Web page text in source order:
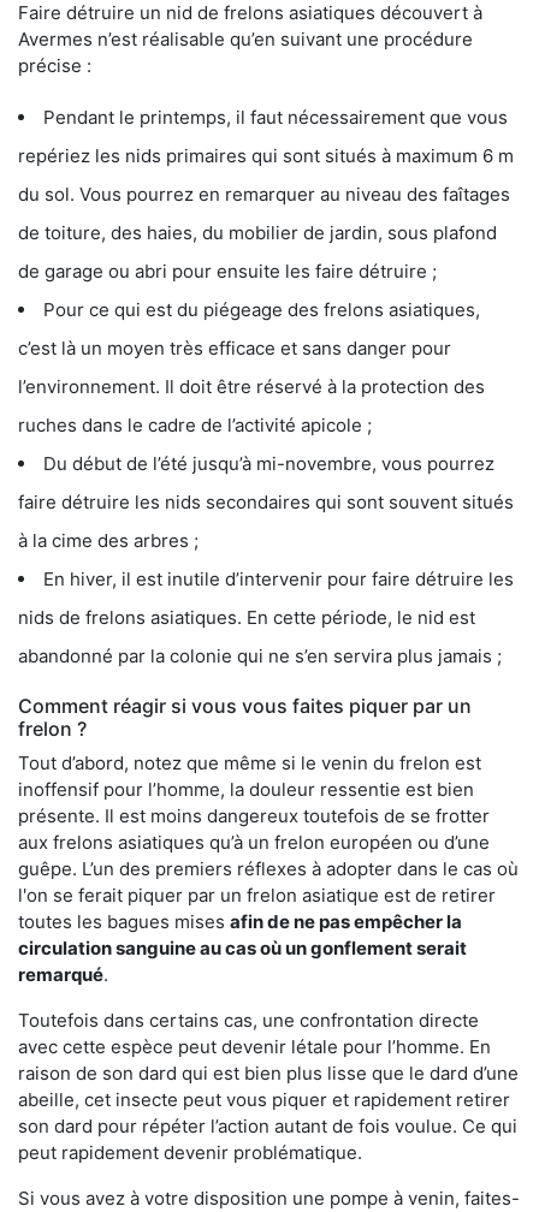
Faire détruire un nid de frelons asiatiques découvert à
Avermes n’est réalisable qu’en suivant une procédure
précise :
Pendant le printemps, il faut nécessairement que vous
repériez les nids primaires qui sont situés à maximum 6 m
du sol. Vous pourrez en remarquer au niveau des faîtages
de toiture, des haies, du mobilier de jardin, sous plafond
de garage ou abri pour ensuite les faire détruire ;
Pour ce qui est du piégeage des frelons asiatiques,
c’est là un moyen très efficace et sans danger pour
l’environnement. Il doit être réservé à la protection des
ruches dans le cadre de l’activité apicole ;
Du début de l’été jusqu’à mi-novembre, vous pourrez
faire détruire les nids secondaires qui sont souvent situés
à la cime des arbres ;
En hiver, il est inutile d’intervenir pour faire détruire les
nids de frelons asiatiques. En cette période, le nid est
abandonné par la colonie qui ne s’en servira plus jamais ;
Comment réagir si vous vous faites piquer par un
frelon ?
Tout d’abord, notez que même si le venin du frelon est
inoffensif pour l’homme, la douleur ressentie est bien
présente. Il est moins dangereux toutefois de se frotter
aux frelons asiatiques qu’à un frelon européen ou d’une
guêpe. L’un des premiers réflexes à adopter dans le cas où
l'on se ferait piquer par un frelon asiatique est de retirer
toutes les bagues mises afin de ne pas empêcher la
circulation sanguine au cas où un gonflement serait
remarqué.
Toutefois dans certains cas, une confrontation directe
avec cette espèce peut devenir létale pour l’homme. En
raison de son dard qui est bien plus lisse que le dard d’une
abeille, cet insecte peut vous piquer et rapidement retirer
son dard pour répéter l’action autant de fois voulue. Ce qui
peut rapidement devenir problématique.
Si vous avez à votre disposition une pompe à venin, faites-